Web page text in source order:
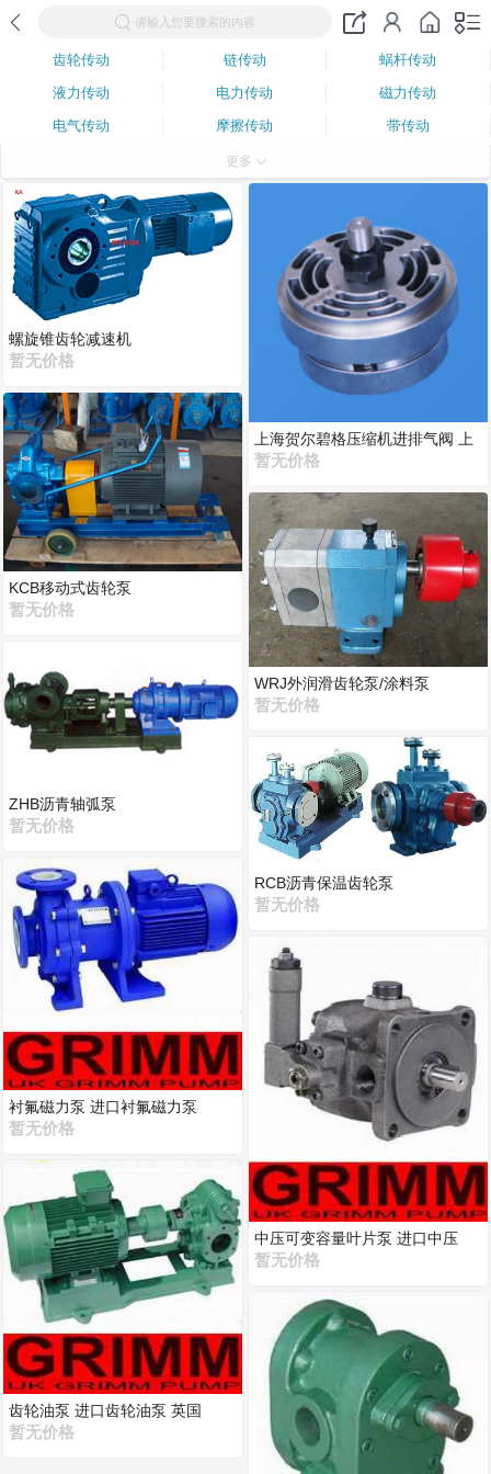
请输入您要搜索的内容
齿轮传动 链传动
蜗杆传动
液力传动
电力传动
磁力传动
电气传动
摩擦传动
带传动
气压传动
轴传动
连杆传动
更多
螺旋锥齿轮减速机
暂无价格
KCB移动式齿轮泵
暂无价格
ZHB沥青轴弧泵
暂无价格
衬氟磁力泵 进口衬氟磁力泵
暂无价格
齿轮油泵 进口齿轮油泵 英国
暂无价格
上海贺尔碧格压缩机进排气阀 上
海贺尔碧格压缩机进排气阀
暂无价格
WRJ外润滑齿轮泵/涂料泵
暂无价格
RCB沥青保温齿轮泵
暂无价格
中压可变容量叶片泵 进口中压
暂无价格